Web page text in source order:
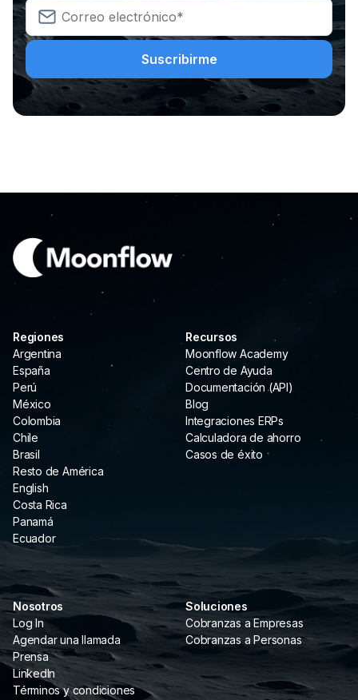
Soluciones
Cobranzas a Empresas
Cobranzas a Personas
Regiones
Argentina
España
Perú
México
Colombia
Chile
Brasil
Resto de América
English
Costa Rica
Panamá
Ecuador
Recursos
Moonflow Academy
Centro de Ayuda
Documentación (API)
Blog
Integraciones ERPs
Calculadora de ahorro
Casos de éxito
Nosotros
Log In
Agendar una llamada
Prensa
LinkedIn
Términos y condiciones